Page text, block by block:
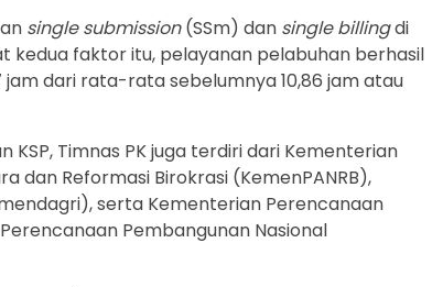
single submission(SSm) dan single billingdi
kedua faktor itu, pelayanan pelabuhan berhasil
dari rata-rata sebelumnya 10,86 jam atau
KSP, Timnas PK juga terdiri dari Kementerian
dan Reformasi Birokrasi (KemenPANRB),
serta Kementerian Perencanaan
Pembangunan Nasional